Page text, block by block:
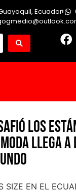
Ecuador
los
llega